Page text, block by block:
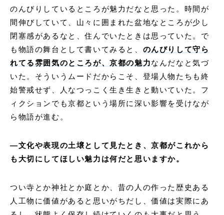
のんびりしているところが魅力だなと思った。時間が
間伸びしていて、山々に囲まれた盆地なところが少し
閉塞感があるなと、住んでいたときは思っていた。で
も物語の舞台として書いてみると、 のんびりして守ら
れてる雰囲気のところが、京都の魅力なんだなと気づ
いた。そういうムードだからこそ、登場人物たちも終
始警戒せず、人なつっこく生き生きと動いていた。フ
ィクションでも京都という場所に深い影響を受けなが
ら物語が進む。
―文化や表現の土壌として見たとき、京都がこれから
も大切にしてほしい魅力は何だと思いますか。
つい寺とか神社とか庭とか、昔の人の作った歴史ある
人工物に価値があると思いがちだし、価値は実際にあ